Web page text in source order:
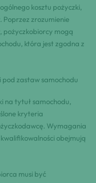
kosztu pożyczki,
Poprzez zrozumienie
pożyczkobiorcy mogą
która jest zgodna z
zastaw samochodu
na tytuł samochodu,
kryteria
Wymagania
obejmują
musi być